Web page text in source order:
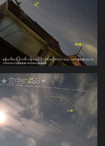
（＾０＾）コメト
★雲中のISS★